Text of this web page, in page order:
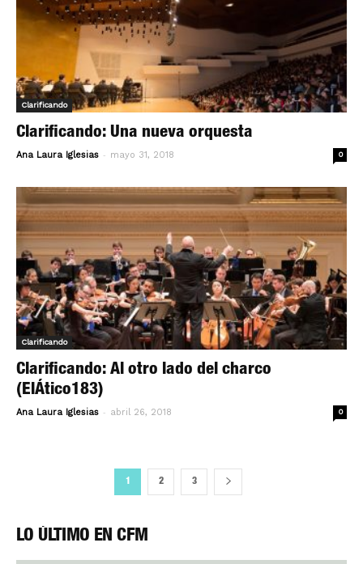
Clarificando
Clarificando: Una nueva orquesta
Ana Laura Iglesias - mayo 31, 2018 0
Clarificando
Clarificando: Al otro lado del charco
(ElÁtico183)
Ana Laura Iglesias - abril 26, 2018 0
1 2 3
LO ÚLTIMO EN CFM